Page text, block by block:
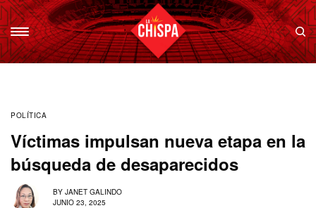
POLÍTICA
Víctimas impulsan nueva etapa en la
búsqueda de desaparecidos
BY JANET GALINDO
JUNIO 23, 2025